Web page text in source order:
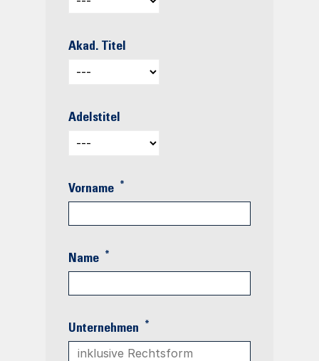
Akad. Titel
Adelstitel
Vorname *
Name *
Unternehmen *